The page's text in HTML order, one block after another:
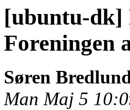
[ubuntu-dk]
Foreningen
Søren
Man Maj 5